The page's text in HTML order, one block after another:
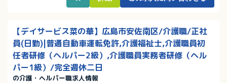
【デイサービス菜の華】広島市安佐南区/介護職/正社
員(日勤)|普通自動車運転免許,介護福祉士,介護職員初
任者研修（ヘルパー2級）,介護職員実務者研修（ヘル
パー1級）/完全週休二日
の介護・ヘルパー職求人情報